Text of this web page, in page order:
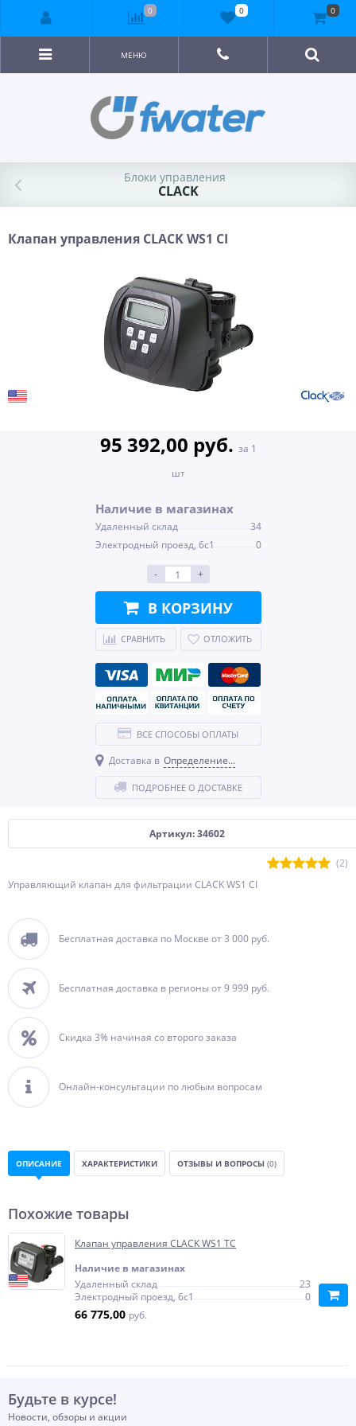
МЕНЮ
Блоки управления
CLACK
Клапан управления CLACK WS1 CI
Артикул: 34602
(2)
Управляющий клапан для фильтрации CLACK WS1 CI
Бесплатная доставка по Москве от 3 000 руб.
Бесплатная доставка в регионы от 9 999 руб.
Скидка 3% начиная со второго заказа
Онлайн-консультации по любым вопросам
95 392,00 руб. за 1
шт
Наличие в магазинах
Удаленный склад
34
Электродный проезд, 6с1
0
- +
В КОРЗИНУ
СРАВНИТЬ ОТЛОЖИТЬ
ВСЕ СПОСОБЫ ОПЛАТЫ
Доставка в Определение...
ПОДРОБНЕЕ О ДОСТАВКЕ
ОПИСАНИЕ ХАРАКТЕРИСТИКИ ОТЗЫВЫ И ВОПРОСЫ (0)
Похожие товары
Клапан управления CLACK WS1 TC
Наличие в магазинах
Удаленный склад
23
Электродный проезд, 6с1
0
66 775,00 руб.
Будьте в курсе!
Новости, обзоры и акции
0 0 0